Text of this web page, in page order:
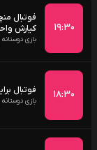
۱۹:۳۰
فوتبال
کیارش
بازی
۱۸:۳۰ فوتبال
بازی